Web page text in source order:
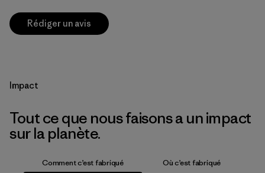
Rédiger un avis
Impact
Tout ce que nous faisons a un impact
sur la planète.
Comment c’est fabriqué Où c’est fabriqué